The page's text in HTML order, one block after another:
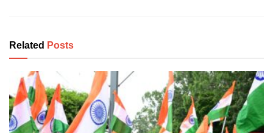
Related Posts